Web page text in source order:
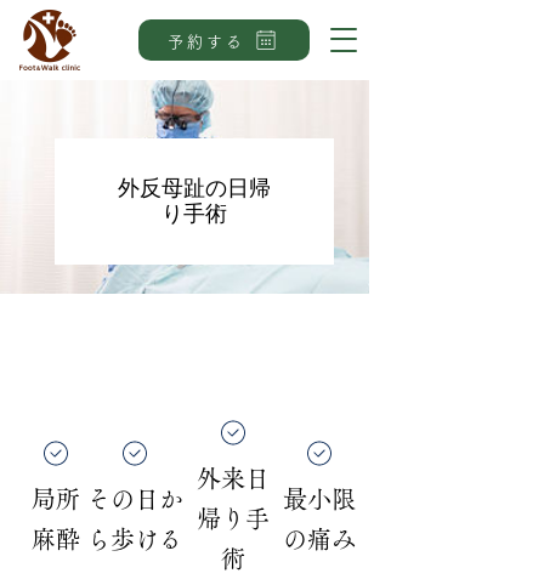
予約する
外反母趾の日帰
り手術
局所
麻酔
その日か
ら歩ける
外来日
帰り手
術
最小限
の痛み